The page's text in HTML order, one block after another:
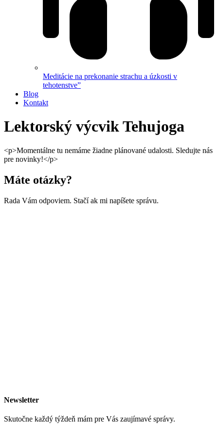
Meditácie na prekonanie strachu a úzkosti v
tehotenstve”
Blog
Kontakt
Lektorský výcvik Tehujoga
<p>Momentálne tu nemáme žiadne plánované udalosti. Sledujte nás
pre novinky!</p>
Máte otázky?
Rada Vám odpoviem. Stačí ak mi napíšete správu.
Newsletter
Skutočne každý týždeň mám pre Vás zaujímavé správy.